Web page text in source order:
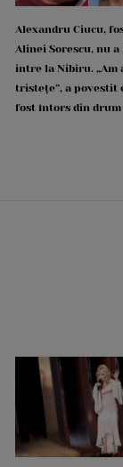
Alexandru Ciucu,
Alinei Sorescu, nu a
intre la Nibiru. „Am
tristețe”, a povestit
fost întors din